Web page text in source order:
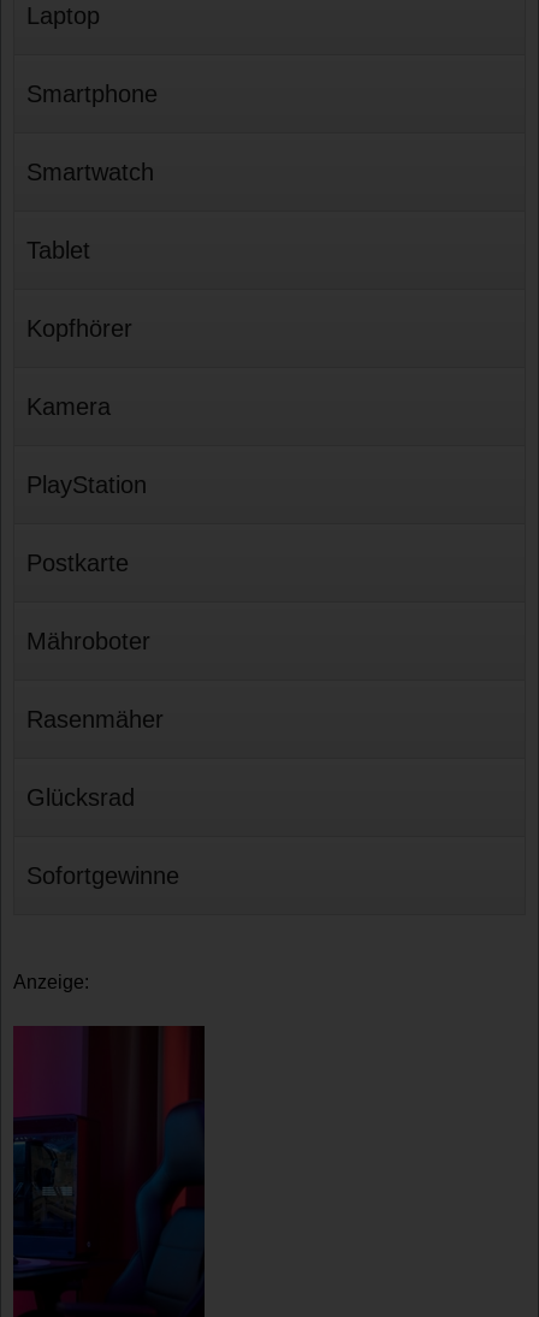
Laptop
Smartphone
Smartwatch
Tablet
Kopfhörer
Kamera
PlayStation
Postkarte
Mähroboter
Rasenmäher
Glücksrad
Sofortgewinne
Anzeige: